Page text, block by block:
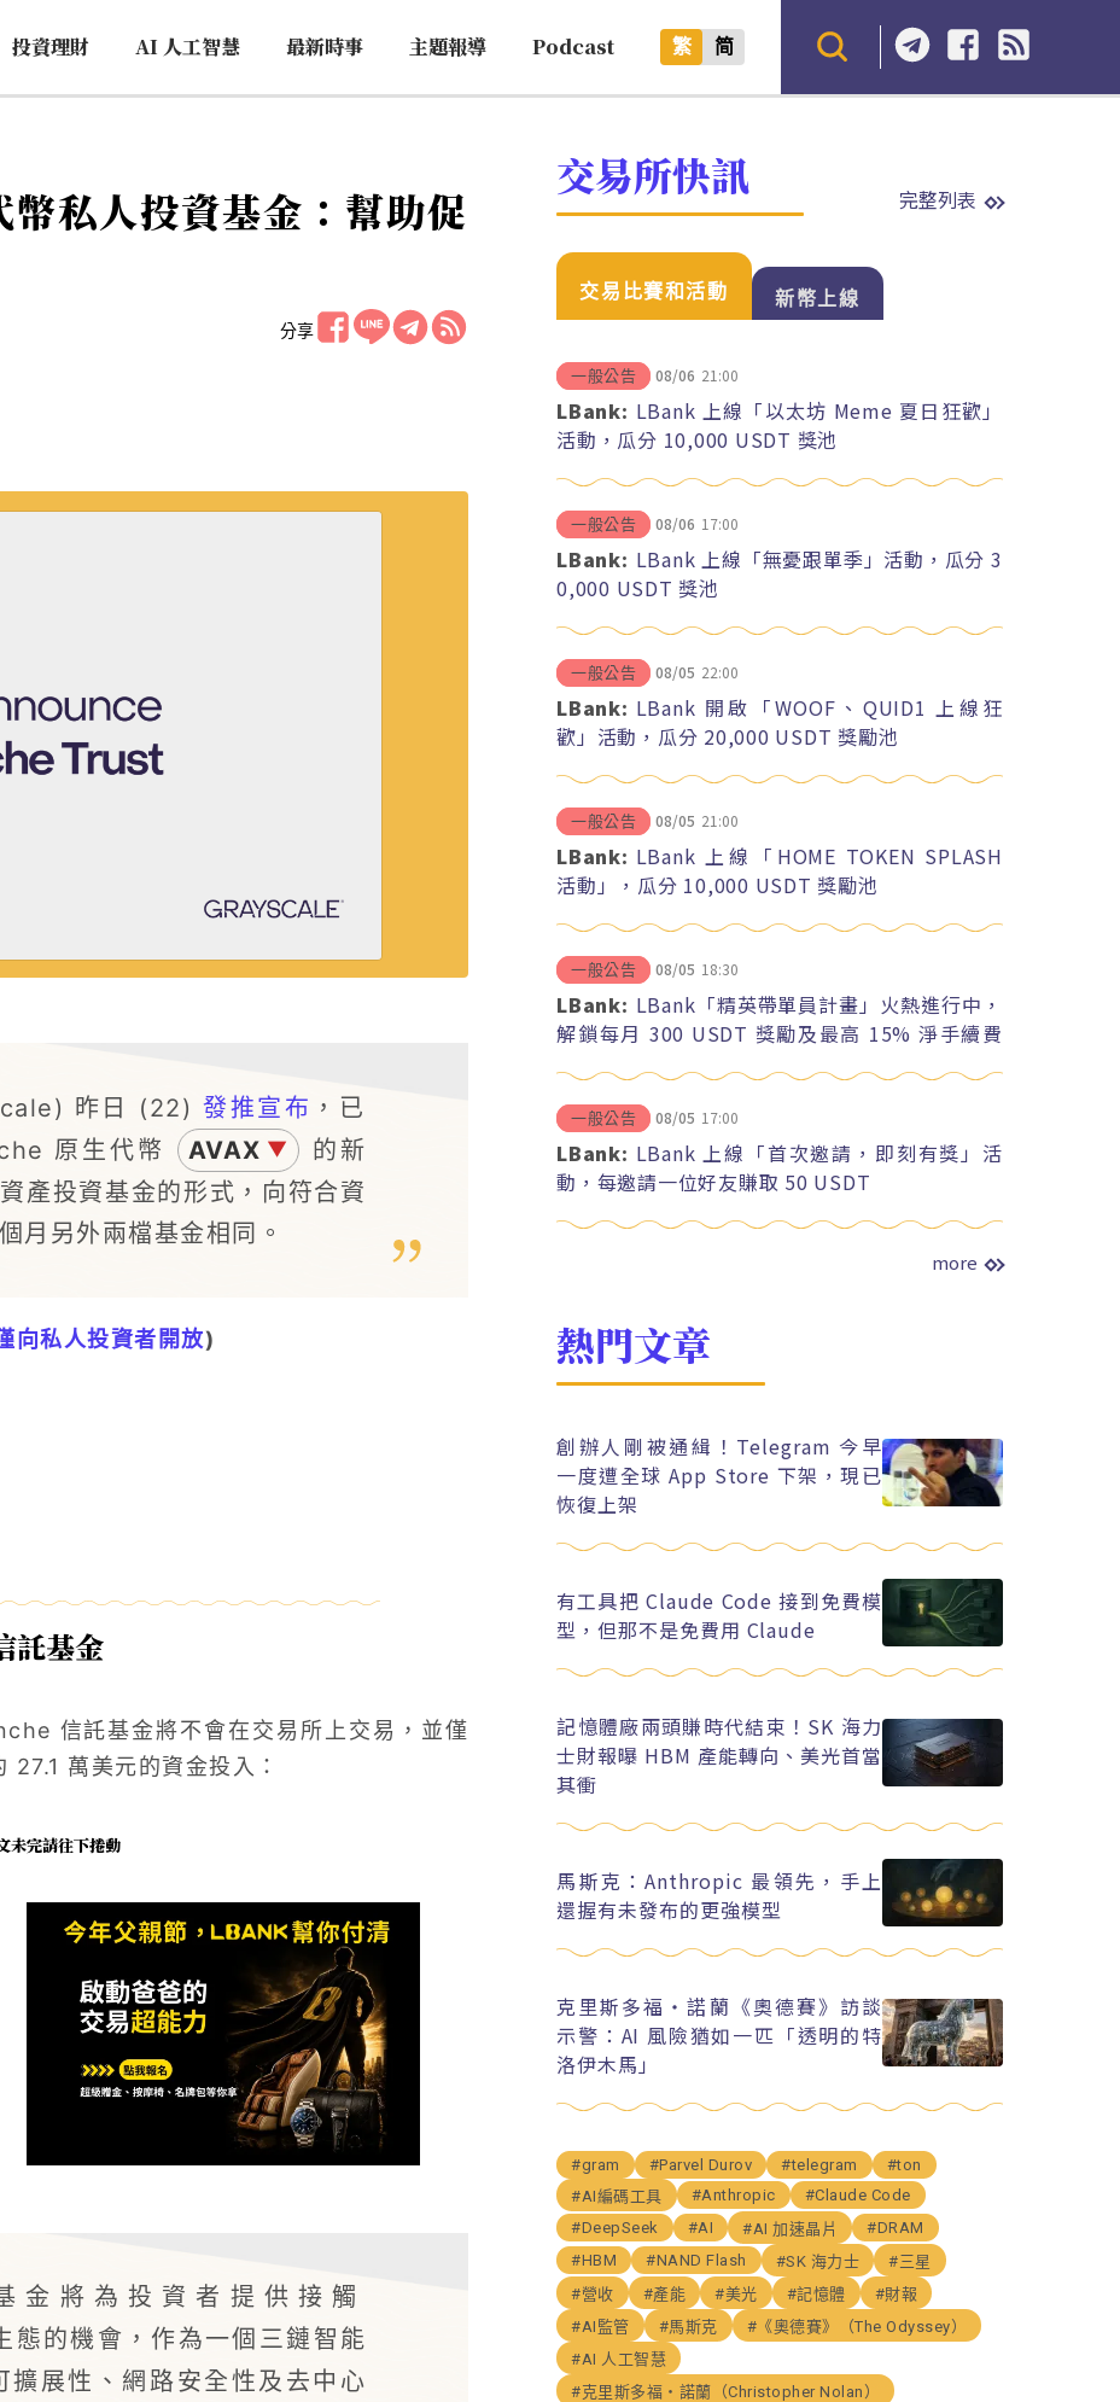
投資理財 AI 人工智慧 最新時事 主題報導 Podcast 繁 简
私人投資基金：幫助促
分享
昨日 (22)發推宣布 ，已
原生代幣
AVAX ▼
的新
產投資基金的形式，向符合資
月另外兩檔基金相同。
向私人投資者開放)
託基金
信託基金將不會在交易所上交易，並僅
萬美元的資金投入：
未完請往下捲動
金將為投資者提供接觸
態的機會，作為一個三鏈智能
展性、網路安全性及去中心
交易所快訊 完整列表
交易比賽和活動 新幣上線
一般公告 08/06 21:00
LBank: LBank 上線「以太坊 Meme 夏日狂歡」
活動，瓜分 10,000 USDT 獎池
一般公告 08/06 17:00
LBank: LBank 上線「無憂跟單季」活動，瓜分 3
0,000 USDT 獎池
一般公告 08/05 22:00
LBank: LBank 開啟「WOOF、QUID1 上線狂
歡」活動，瓜分 20,000 USDT 獎勵池
一般公告 08/05 21:00
LBank: LBank 上線「HOME TOKEN SPLASH
活動」，瓜分 10,000 USDT 獎勵池
一般公告 08/05 18:30
LBank: LBank「精英帶單員計畫」火熱進行中，
解鎖每月 300 USDT 獎勵及最高 15% 淨手續費
一般公告 08/05 17:00
LBank: LBank 上線「首次邀請，即刻有獎」活
動，每邀請一位好友賺取 50 USDT
more
熱門文章
創辦人剛被通緝！Telegram 今早
一度遭全球 App Store 下架，現已
恢復上架
有工具把 Claude Code 接到免費模
型，但那不是免費用 Claude
記憶體廠兩頭賺時代結束！SK 海力
士財報曝 HBM 產能轉向、美光首當
其衝
馬斯克：Anthropic 最領先，手上
還握有未發布的更強模型
克里斯多福・諾蘭《奧德賽》訪談
示警：AI 風險猶如一匹「透明的特
洛伊木馬」
#gram #Parvel Durov #telegram
#ton
#AI編碼工具
#Anthropic
#Claude Code
#DeepSeek
#AI #AI 加速晶片
#DRAM
#HBM
#NAND Flash #SK 海力士
#三星
#營收
#產能 #美光 #記憶體
#財報
#AI監管
#馬斯克
#《奧德賽》（The Odyssey）
#AI 人工智慧
#克里斯多福・諾蘭（Christopher Nolan）